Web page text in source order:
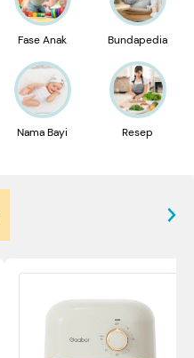
Fase Anak Bundapedia
Nama Bayi Resep